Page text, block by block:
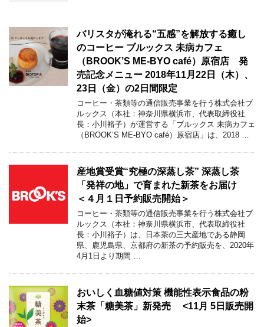
バリスタが淹れる“五感”を解放する癒し
のコーヒー ブルックス 未病カフェ
（BROOK’S ME-BYO café）原宿店 発
売記念メニュー 2018年11月22日（木）、
23日（金）の2日間限定
コーヒー・茶類等の通信販売事業を行う株式会社ブ
ルックス（本社：神奈川県横浜市、代表取締役社
長：小川裕子）が運営する「ブルックス 未病カフェ
（BROOK’S ME-BYO café）原宿店」は、2018 …
産地賞受賞“究極の深蒸し茶” 深蒸し茶
「発祥の地」で育まれた新茶をお届け
＜４月１日予約販売開始＞
コーヒー・茶類等の通信販売事業を行う株式会社ブ
ルックス（本社：神奈川県横浜市、代表取締役社
長：小川裕子）は、日本茶の三大産地である静岡
県、鹿児島県、京都府の新茶の予約販売を、2020年
4月1日より期間 …
おいしく血糖値対策 機能性表示食品の粉
末茶「糖美茶」新発売 <11月 5日販売開
始>